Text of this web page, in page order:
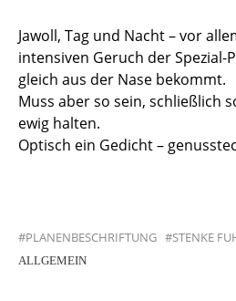
Jawoll, Tag und Nacht – vor
intensiven Geruch der Spezial-
gleich aus der Nase bekommt.
Muss aber so sein, schließlich
ewig halten.
Optisch ein Gedicht –
PLANENBESCHRIFTUNG STENKE
ALLGEMEIN